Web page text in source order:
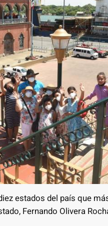
estados del país que
Fernando Olivera